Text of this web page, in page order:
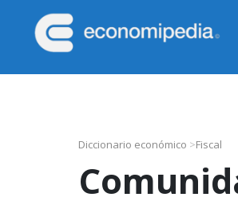
Saltar
Saltar
al
contenido
Saltar
Saltar
al
pie
Diccionario económico >Fiscal